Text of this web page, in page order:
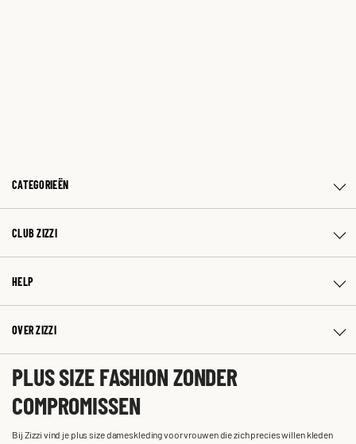
CATEGORIEËN
CLUB ZIZZI
HELP
OVER ZIZZI
PLUS SIZE FASHION ZONDER
COMPROMISSEN
Bij Zizzi vind je plus size dameskleding voor vrouwen die zich precies willen kleden